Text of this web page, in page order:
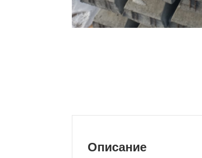
Описание